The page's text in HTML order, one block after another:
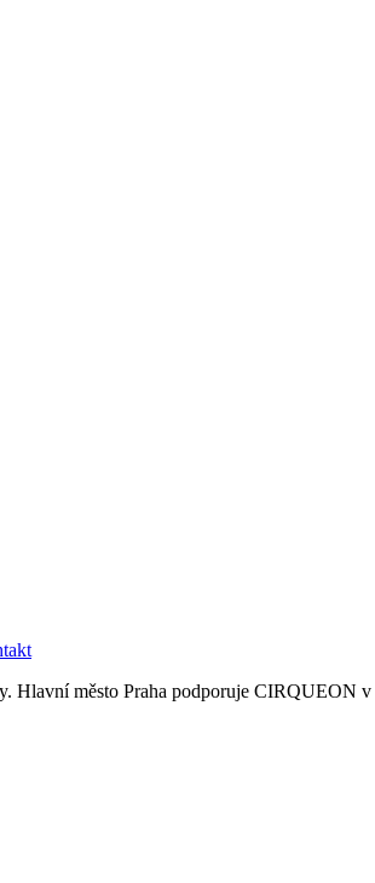
Hlavní město Praha podporuje CIRQUEON